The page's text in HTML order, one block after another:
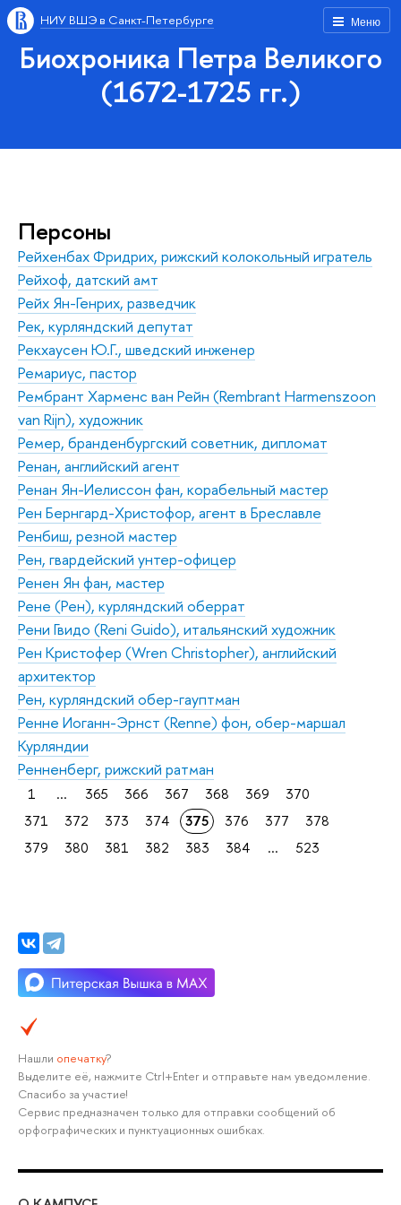
Меню
НИУ ВШЭ в Санкт-Петербурге
Биохроника Петра Великого
(1672-1725 гг.)
Персоны
Рейхенбах Фридрих, рижский колокольный игратель
Рейхоф, датский амт
Рейх Ян-Генрих, разведчик
Рек, курляндский депутат
Рекхаусен Ю.Г., шведский инженер
Ремариус, пастор
Рембрант Харменс ван Рейн (Rembrant Harmenszoon
van Rijn), художник
Ремер, бранденбургский советник, дипломат
Ренан, английский агент
Ренан Ян-Иелиссон фан, корабельный мастер
Рен Бернгард-Христофор, агент в Бреславле
Ренбиш, резной мастер
Рен, гвардейский унтер-офицер
Ренен Ян фан, мастер
Рене (Рен), курляндский оберрат
Рени Гвидо (Reni Guido), итальянский художник
Рен Кристофер (Wren Christophеr), английский
архитектор
Рен, курляндский обер-гауптман
Ренне Иоганн-Эрнст (Renne) фон, обер-маршал
Курляндии
Ренненберг, рижский ратман
1 ... 365 366 367 368 369
370
371
372 373 374 375 376 377
378
379
380 381 382 383 384 ... 523
Нашли опечатку?
Выделите её, нажмите Ctrl+Enter и отправьте нам уведомление.
Спасибо за участие!
Сервис предназначен только для отправки сообщений об
орфографических и пунктуационных ошибках.